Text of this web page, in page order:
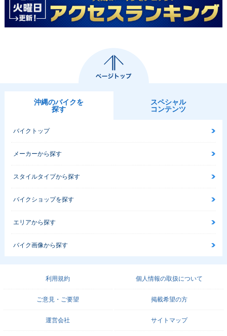
沖縄のバイクを
探す
スペシャル
コンテンツ
バイクトップ
メーカーから探す
スタイルタイプから探す
バイクショップを探す
エリアから探す
バイク画像から探す
利用規約 個人情報の取扱について
ご意見・ご要望 掲載希望の方
運営会社 サイトマップ